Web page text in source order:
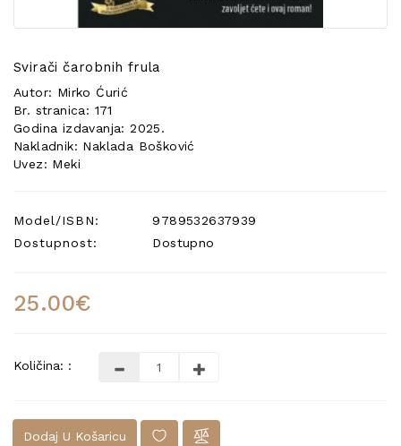
Svirači čarobnih frula
Autor: Mirko Ćurić
Br. stranica: 171
Godina izdavanja: 2025.
Nakladnik: Naklada Bošković
Uvez: Meki
Model/ISBN:
9789532637939
Dostupnost:
Dostupno
25.00€
Količina: :
Dodaj U Košaricu